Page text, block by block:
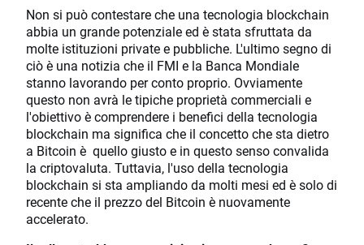
Non si può contestare che una tecnologia blockchain
abbia un grande potenziale ed è stata sfruttata da
molte istituzioni private e pubbliche. L'ultimo segno di
ciò è una notizia che il FMI e la Banca Mondiale
stanno lavorando per conto proprio. Ovviamente
questo non avrà le tipiche proprietà commerciali e
l'obiettivo è comprendere i benefici della tecnologia
blockchain ma significa che il concetto che sta dietro
a Bitcoin è quello giusto e in questo senso convalida
la criptovaluta. Tuttavia, l'uso della tecnologia
blockchain si sta ampliando da molti mesi ed è solo di
recente che il prezzo del Bitcoin è nuovamente
accelerato.